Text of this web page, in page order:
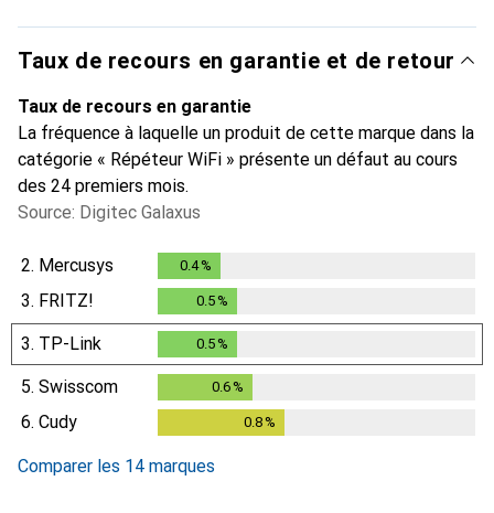
Taux de recours en garantie et de retour
Taux de recours en garantie
La fréquence à laquelle un produit de cette marque dans la
catégorie « Répéteur WiFi » présente un défaut au cours
des 24 premiers mois.
Source: Digitec Galaxus
2. Mercusys 0.4%
3. FRITZ! 0.5%
3. TP-Link 0.5%
5. Swisscom 0.6 %
6. Cudy 0.8%
Comparer les 14 marques